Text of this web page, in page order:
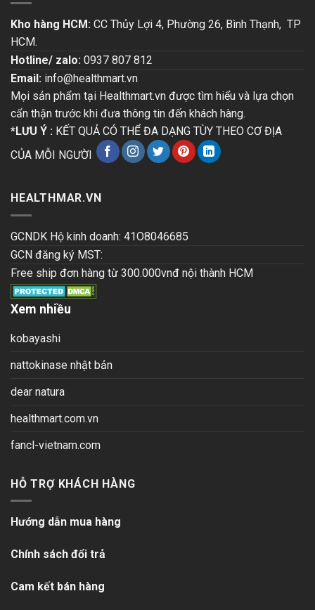
Kho hàng HCM: CC Thủy Lợi 4, Phường 26, Bình Thạnh, TP
HCM.
Hotline/ zalo: 0937 807 812
Email: info@healthmart.vn
Mọi sản phẩm tại Healthmart.vn được tìm hiểu và lựa chọn
cẩn thận trước khi đưa thông tin đến khách hàng.
*LƯU Ý : KẾT QUẢ CÓ THỂ ĐA DẠNG TÙY THEO CƠ ĐỊA
CỦA MỖI NGƯỜI
HEALTHMAR.VN
GCNDK Hộ kinh doanh: 41O8046685
GCN đăng ký MST:
Free ship đơn hàng từ 300.000vnđ nội thành HCM
Xem nhiều
kobayashi
nattokinase nhật bản
dear natura
healthmart.com.vn
fancl-vietnam.com
HỖ TRỢ KHÁCH HÀNG
Hướng dẫn mua hàng
Chính sách đổi trả
Cam kết bán hàng